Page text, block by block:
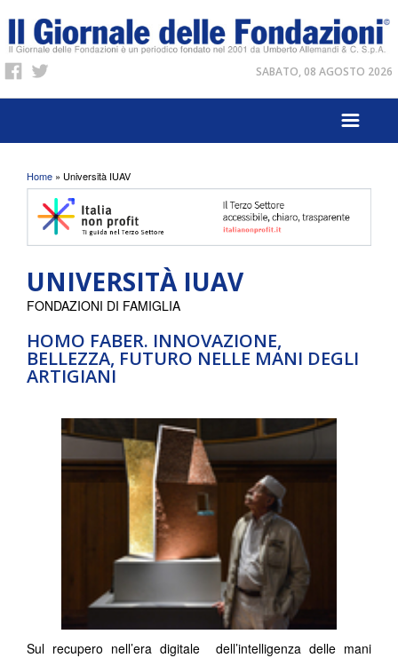
SABATO, 08 AGOSTO 2026
Tu sei qui
Home » Università IUAV
UNIVERSITÀ IUAV
HOMO FABER. INNOVAZIONE,
BELLEZZA, FUTURO NELLE MANI DEGLI
ARTIGIANI
FONDAZIONI DI FAMIGLIA
Sul recupero nell’era digitale dell’intelligenza delle mani